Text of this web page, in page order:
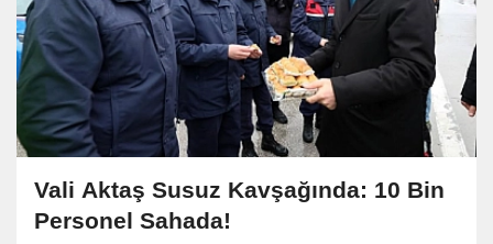
Vali Aktaş Susuz Kavşağında: 10 Bin
Personel Sahada!